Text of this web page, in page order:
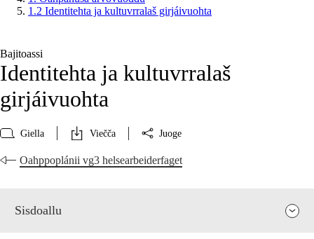
1.2 Identitehta ja kultuvrralaš girjáivuohta
Bajitoassi
Identitehta ja kultuvrralaš
girjáivuohta
Giella Viečča Juoge
Oahppoplánii vg3 helsearbeiderfaget
Sisdoallu